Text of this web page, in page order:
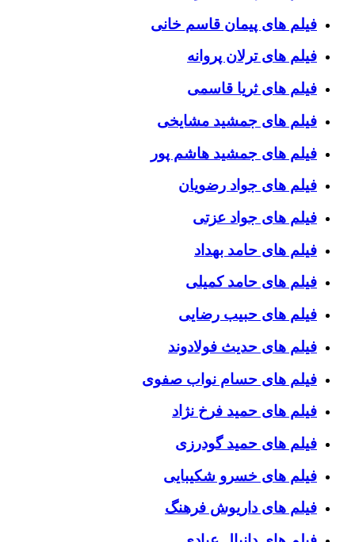
فیلم های پیمان قاسم خانی
فیلم های ترلان پروانه
فیلم های ثریا قاسمی
فیلم های جمشید مشایخی
فیلم های جمشید هاشم پور
فیلم های جواد رضویان
فیلم های جواد عزتی
فیلم های حامد بهداد
فیلم های حامد کمیلی
فیلم های حبیب رضایی
فیلم های حدیث فولادوند
فیلم های حسام نواب صفوی
فیلم های حمید فرخ نژاد
فیلم های حمید گودرزی
فیلم های خسرو شکیبایی
فیلم های داریوش فرهنگ